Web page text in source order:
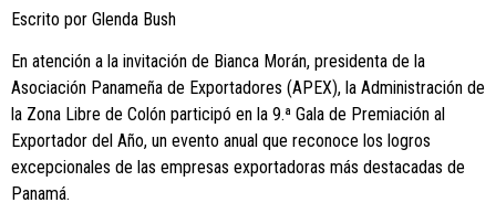
Escrito por Glenda Bush
En atención a la invitación de Bianca Morán, presidenta de la
Asociación Panameña de Exportadores (APEX), la Administración de
la Zona Libre de Colón participó en la 9.ª Gala de Premiación al
Exportador del Año, un evento anual que reconoce los logros
excepcionales de las empresas exportadoras más destacadas de
Panamá.